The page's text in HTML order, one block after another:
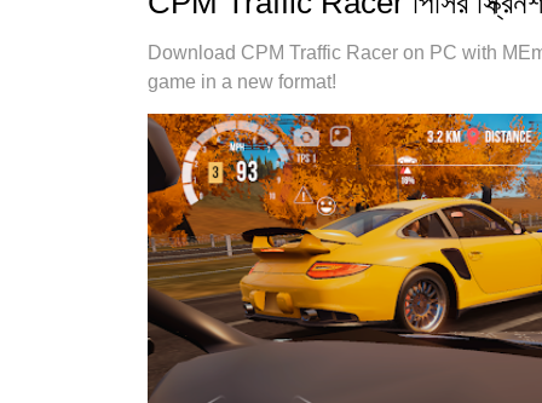
সম্ভাবনা প্রকাশ করতে পারে, সবকিছুকে মসৃণ করে তুলতে পারে।
Download CPM Traffic Racer on PC with
game in a new format!